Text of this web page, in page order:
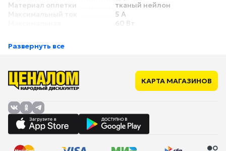
Материал оплетки
тканый нейлон
Максимальный ток
5 А
60 Вт
Основной цвет
Особенности
Угловой разъем
Съемный магнитный
LED-индикатор /
подсветка
Поддержка быстрой
зарядки
есть
Развернуть все
КАРТА МАГАЗИНОВ